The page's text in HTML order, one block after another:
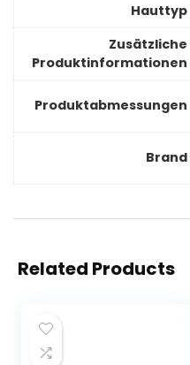
Hauttyp
Zusätzliche
Produktinformationen
Produktabmessungen
Brand
Related Products